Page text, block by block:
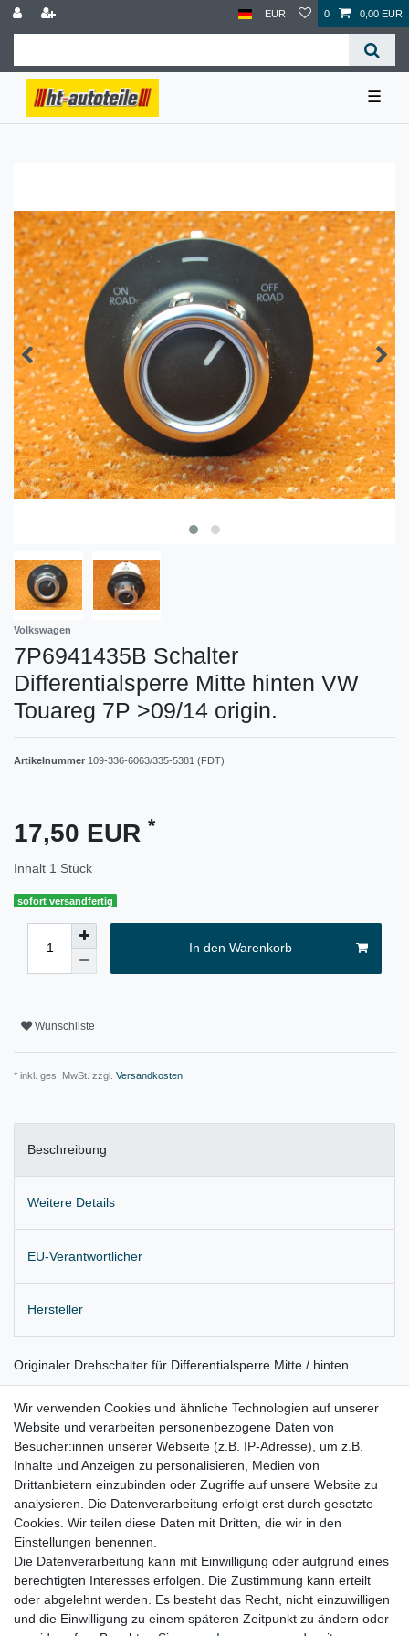
EUR 0 0,00 EUR
☰
Volkswagen
7P6941435B Schalter
Differentialsperre Mitte hinten VW
Touareg 7P >09/14 origin.
Artikelnummer 109-336-6063/335-5381 (FDT)
17,50 EUR *
Inhalt 1 Stück
sofort versandfertig
In den Warenkorb
Wunschliste
* inkl. ges. MwSt. zzgl. Versandkosten
Beschreibung
Weitere Details
EU-Verantwortlicher
Hersteller
Originaler Drehschalter für Differentialsperre Mitte / hinten
Lieferung wie abgebildet
für:
VW Touareg 7P Bj. 2010 - 09/2014
Lieferzeit etwa 1 bis 3 Werktage
Wir verwenden Cookies und ähnliche Technologien auf unserer
Website und verarbeiten personenbezogene Daten von
Besucher:innen unserer Webseite (z.B. IP-Adresse), um z.B.
Inhalte und Anzeigen zu personalisieren, Medien von
Drittanbietern einzubinden oder Zugriffe auf unsere Website zu
analysieren. Die Datenverarbeitung erfolgt erst durch gesetzte
Cookies. Wir teilen diese Daten mit Dritten, die wir in den
Einstellungen benennen.
Die Datenverarbeitung kann mit Einwilligung oder aufgrund eines
berechtigten Interesses erfolgen. Die Zustimmung kann erteilt
oder abgelehnt werden. Es besteht das Recht, nicht einzuwilligen
und die Einwilligung zu einem späteren Zeitpunkt zu ändern oder